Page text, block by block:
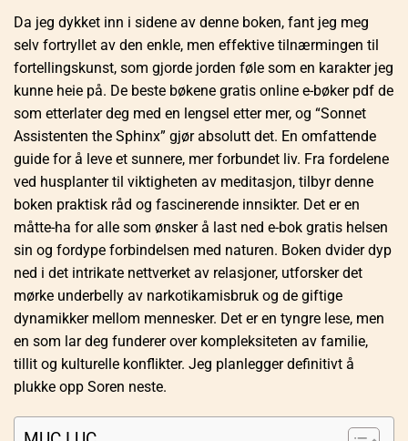
Da jeg dykket inn i sidene av denne boken, fant jeg meg
selv fortryllet av den enkle, men effektive tilnærmingen til
fortellingskunst, som gjorde jorden føle som en karakter jeg
kunne heie på. De beste bøkene gratis online e-bøker pdf de
som etterlater deg med en lengsel etter mer, og “Sonnet
Assistenten the Sphinx” gjør absolutt det. En omfattende
guide for å leve et sunnere, mer forbundet liv. Fra fordelene
ved husplanter til viktigheten av meditasjon, tilbyr denne
boken praktisk råd og fascinerende innsikter. Det er en
måtte-ha for alle som ønsker å last ned e-bok gratis helsen
sin og fordype forbindelsen med naturen. Boken dvider dyp
ned i det intrikate nettverket av relasjoner, utforsker det
mørke underbelly av narkotikamisbruk og de giftige
dynamikker mellom mennesker. Det er en tyngre lese, men
en som lar deg funderer over kompleksiteten av familie,
tillit og kulturelle konflikter. Jeg planlegger definitivt å
plukke opp Soren neste.